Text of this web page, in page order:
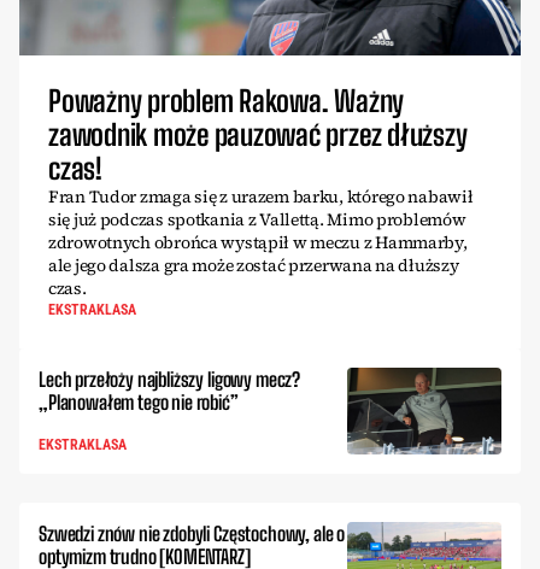
Poważny problem Rakowa. Ważny
zawodnik może pauzować przez dłuższy
czas!
Fran Tudor zmaga się z urazem barku, którego nabawił
się już podczas spotkania z Vallettą. Mimo problemów
zdrowotnych obrońca wystąpił w meczu z Hammarby,
ale jego dalsza gra może zostać przerwana na dłuższy
czas.
EKSTRAKLASA
Lech przełoży najbliższy ligowy mecz?
„Planowałem tego nie robić”
EKSTRAKLASA
Szwedzi znów nie zdobyli Częstochowy, ale o
optymizm trudno [KOMENTARZ]